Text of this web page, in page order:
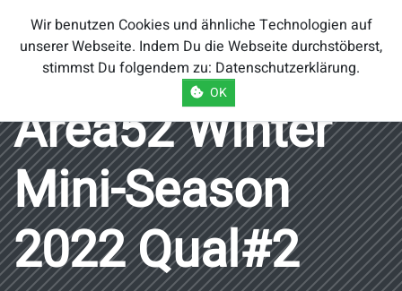
Smash Brothers
Österreich
Area52 Winter
Mini-Season
2022 Qual#2
Wir benutzen Cookies und ähnliche Technologien auf
unserer Webseite. Indem Du die Webseite durchstöberst,
stimmst Du folgendem zu: Datenschutzerklärung.
OK